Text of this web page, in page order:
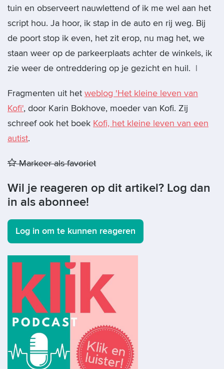
tuin en observeert nauwlettend of ik me wel aan het
script hou. Ja hoor, ik stap in de auto en rij weg. Bij
de poort stop ik even, het zit erop, nu mag het, we
staan weer op de parkeerplaats achter de winkels, ik
zie weer de ontreddering op je gezicht en huil. |
Fragmenten uit het weblog 'Het kleine leven van
Kofi', door Karin Bokhove, moeder van Kofi. Zij
schreef ook het boek Kofi, het kleine leven van een
autist.
Markeer als favoriet
Wil je reageren op dit artikel? Log dan
in als abonnee!
Log in om te kunnen reageren